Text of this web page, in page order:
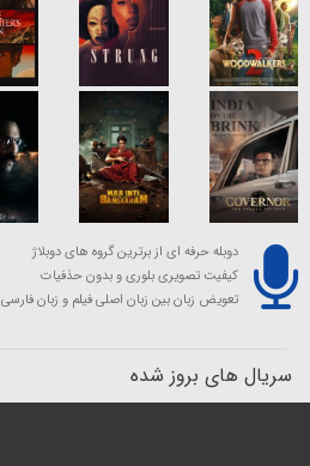
دوبله حرفه ای از برترین گروه های دوبلاژ
کیفیت تصویری بلوری و بدون حذفیات
تعویض زبان بین زبان اصلی فیلم و زبان فارسی
سریال های بروز شده